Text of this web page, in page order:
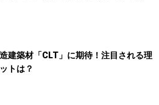
建築材「CLT」に期待！注目される理
トは？